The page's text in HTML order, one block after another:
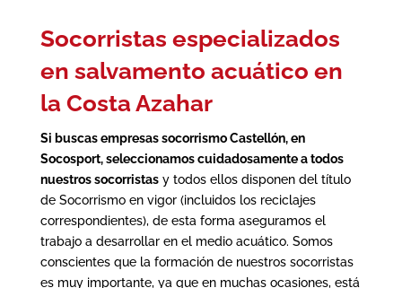
Socorristas especializados
en salvamento acuático en
la Costa Azahar
Si buscasempresas socorrismo Castellón, en
Socosport, seleccionamos cuidadosamente a todos
nuestros socorristasy todos ellos disponen del título
de Socorrismo en vigor (incluidos los reciclajes
correspondientes), de esta forma aseguramos el
trabajo a desarrollar en el medio acuático. Somos
conscientes que la formación de nuestros socorristas
es muy importante, ya que en muchas ocasiones, está